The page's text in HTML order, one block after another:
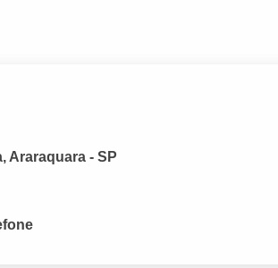
Araraquara - SP